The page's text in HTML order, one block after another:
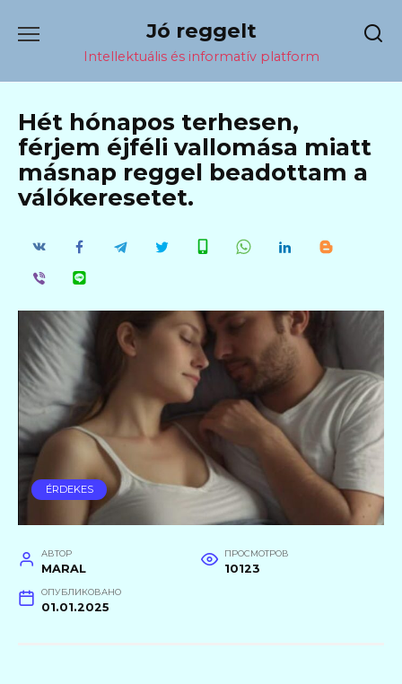
содержанию
Jó reggelt
Intellektuális és informatív platform
Hét hónapos terhesen,
férjem éjféli vallomása miatt
másnap reggel beadottam a
válókeresetet.
ÉRDEKES
АВТОР
MARAL
ПРОСМОТРОВ
10123
ОПУБЛИКОВАНО
01.01.2025